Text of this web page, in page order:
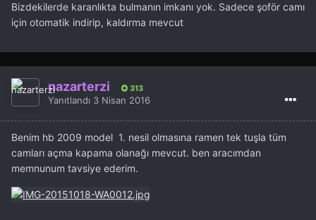
Bizdekilerde karanlıkta bulmanın imkanı yok. Sadece şoför camı
için otomatik indirip, kaldırma mevcut
nazarterzi 313
Yanıtlandı 3 Nisan 2016
Benim hb 2009 model 1. nesil olmasına ramen tek tuşla tüm
camları açma kapama olanağı mevcut. ben aracımdan
memnunum tavsiye ederim.